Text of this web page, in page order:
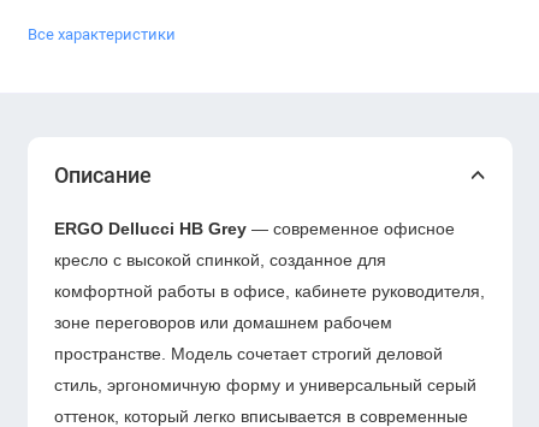
Все характеристики
Описание
ERGO Dellucci HB Grey — современное офисное
кресло с высокой спинкой, созданное для
комфортной работы в офисе, кабинете руководителя,
зоне переговоров или домашнем рабочем
пространстве. Модель сочетает строгий деловой
стиль, эргономичную форму и универсальный серый
оттенок, который легко вписывается в современные